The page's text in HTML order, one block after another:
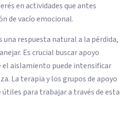
en actividades que antes
de vacío emocional.
una respuesta natural a la pérdida,
Es crucial buscar apoyo
el aislamiento puede intensificar
La terapia y los grupos de apoyo
para trabajar a través de esta